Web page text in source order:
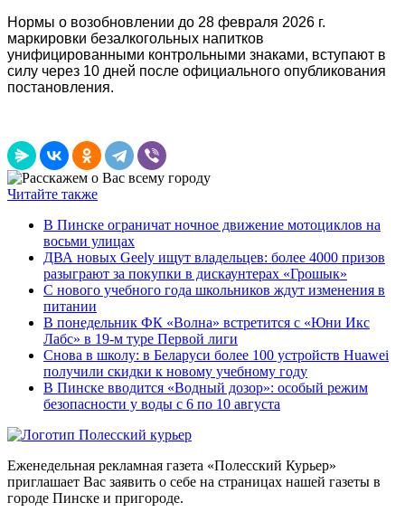
Нормы о возобновлении до 28 февраля 2026 г.
маркировки безалкогольных напитков
унифицированными контрольными знаками, вступают в
силу через 10 дней после официального опубликования
постановления.
Читайте также
В Пинске ограничат ночное движение мотоциклов на
восьми улицах
ДВА новых Geely ищут владельцев: более 4000 призов
разыграют за покупки в дискаунтерах «Грошык»
С нового учебного года школьников ждут изменения в
питании
В понедельник ФК «Волна» встретится с «Юни Икс
Лабс» в 19-м туре Первой лиги
Снова в школу: в Беларуси более 100 устройств Huawei
получили скидки к новому учебному году
В Пинске вводится «Водный дозор»: особый режим
безопасности у воды с 6 по 10 августа
Еженедельная рекламная газета «Полесский Курьер»
приглашает Вас заявить о себе на страницах нашей газеты в
городе Пинске и пригороде.